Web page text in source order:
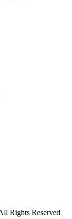
Rights Reserved |